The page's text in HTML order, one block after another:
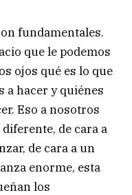
fundamentales.
que le podemos
ojos qué es lo que
a hacer y quiénes
Eso a nosotros
de cara a
de cara a un
enorme, esta
los